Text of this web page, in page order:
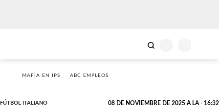
MAFIA EN IPS ABC EMPLEOS
FÚTBOL ITALIANO 08 DE NOVIEMBRE DE 2025 A LA - 16:32